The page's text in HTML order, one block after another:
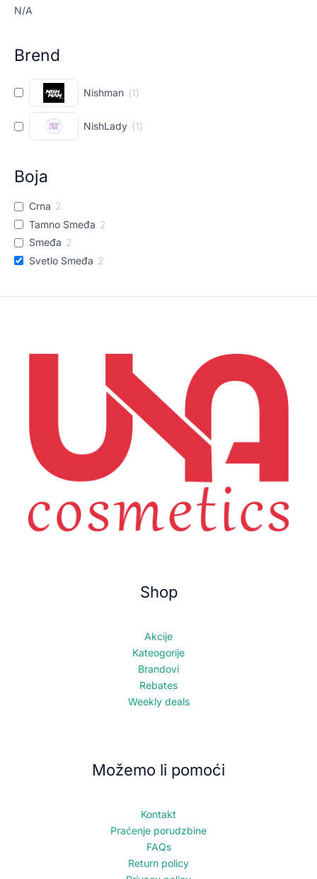
N/A
Brend
Nishman (1)
NishLady (1)
Boja
Crna 2
Tamno Smeđa 2
Smeđa 2
Svetlo Smeđa 2
Shop
Akcije
Kateogorije
Brandovi
Rebates
Weekly deals
Možemo li pomoći
Kontakt
Praćenje porudzbine
FAQs
Return policy